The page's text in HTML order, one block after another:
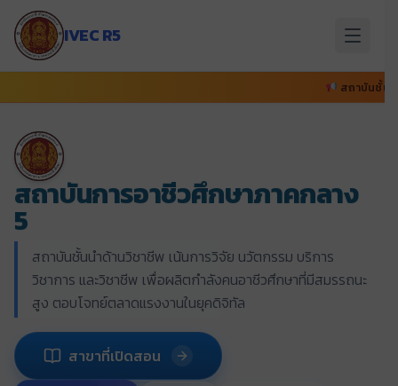
ข้าม
IVEC R5
สถาบันชั้นนำด้านวิชาชีพ เน้น
สถาบันการอาชีวศึกษาภาคกลาง
5
สถาบันชั้นนำด้านวิชาชีพ เน้นการวิจัย นวัตกรรม บริการ
วิชาการ และวิชาชีพ เพื่อผลิตกำลังคนอาชีวศึกษาที่มีสมรรถนะ
สูง ตอบโจทย์ตลาดแรงงานในยุคดิจิทัล
สาขาที่เปิดสอน